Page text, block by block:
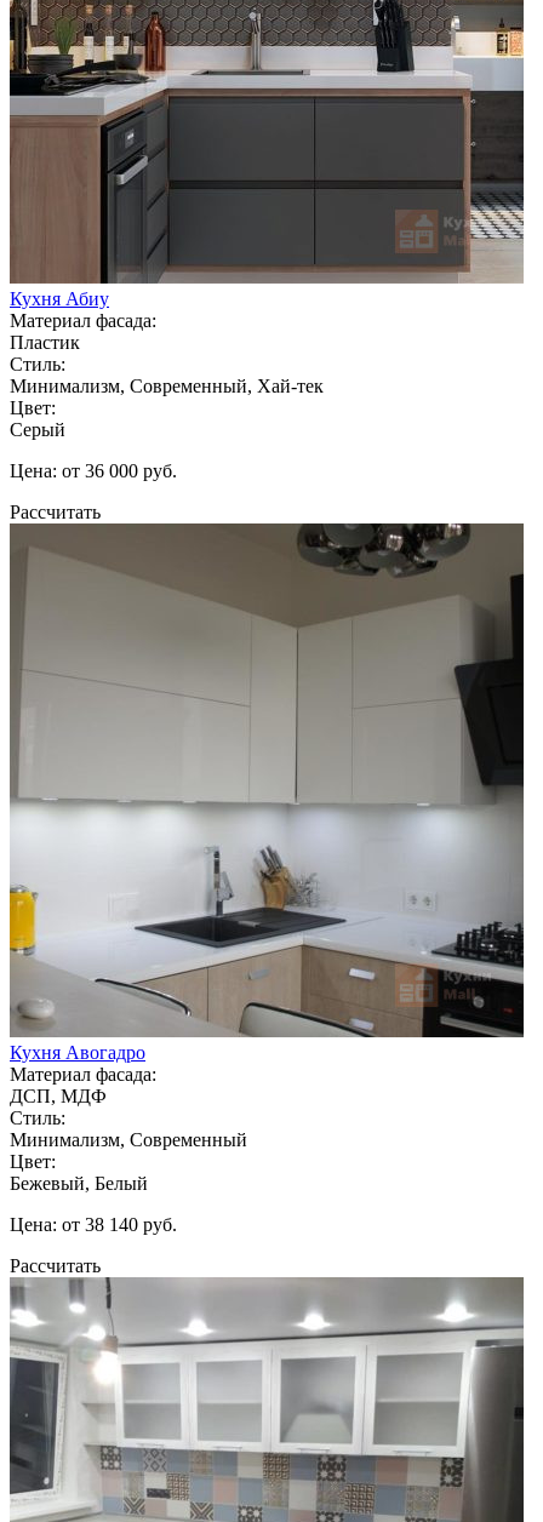
Кухня Абиу
Материал фасада:
Пластик
Стиль:
Минимализм, Современный, Хай-тек
Цвет:
Серый
Цена: от 36 000 руб.
Рассчитать
Кухня Авогадро
Материал фасада:
ДСП, МДФ
Стиль:
Минимализм, Современный
Цвет:
Бежевый, Белый
Цена: от 38 140 руб.
Рассчитать